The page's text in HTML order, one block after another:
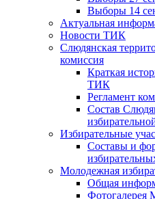
Выборы 14
Актуальная
Новости ТИК
Слюдянская
комиссия
Краткая
ТИК
Регламент
Состав
Избирательные
Составы и
Молодежная
Общая